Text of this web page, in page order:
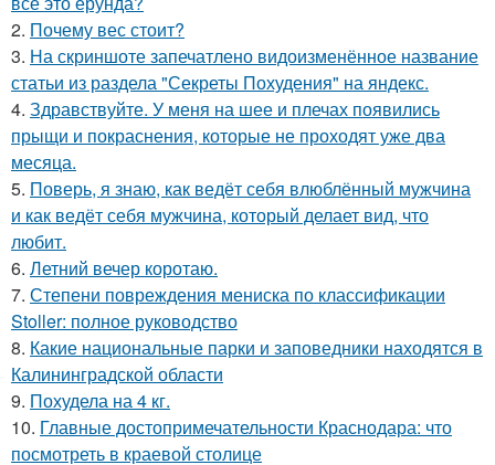
2. Почему вес стоит?
3. На скриншоте запечатлено видоизменённое название
статьи из раздела "Секреты Похудения" на яндекс.
4. Здравствуйте. У меня на шее и плечах появились
прыщи и покраснения, которые не проходят уже два
месяца.
5. Поверь, я знаю, как ведёт себя влюблённый мужчина
и как ведёт себя мужчина, который делает вид, что
любит.
6. Летний вечер коротаю.
7. Степени повреждения мениска по классификации
Stoller: полное руководство
8. Какие национальные парки и заповедники находятся в
Калининградской области
9. Похудела на 4 кг.
10. Главные достопримечательности Краснодара: что
посмотреть в краевой столице